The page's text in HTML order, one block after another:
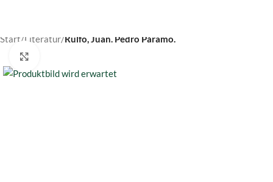
Start/Literatur/Rulfo, Juan. Pedro Páramo.